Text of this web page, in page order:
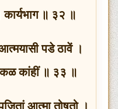
॥ ३२ ॥
पडे ठावें ।
कांहीं ॥ ३३ ॥
आत्मा तोषतो ।